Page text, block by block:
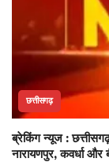
छत्तीसगढ़
ब्रेकिंग न्यूज :
नारायणपुर, कवर्धा